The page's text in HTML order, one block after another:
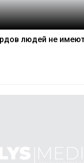
людей не